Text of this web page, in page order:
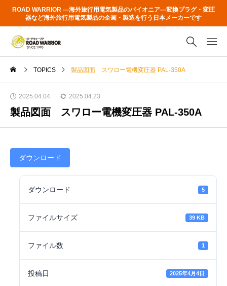
ROAD WARRIOR ---海外旅行用電気製品のパイオニア---変換プラグ・変圧
器など海外旅行用電気製品の企画・製造を行う日本メーカーです
TOPICS 製品図面 スワロー電機変圧器 PAL-350A
2025.04.04 2025.04.23
製品図面 スワロー電機変圧器 PAL-350A
ダウンロード
ダウンロード 5
ファイルサイズ 39 KB
ファイル数 1
投稿日 2025年4月4日